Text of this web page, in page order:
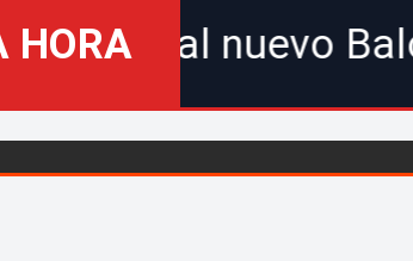
HORA
nuevo Balompié